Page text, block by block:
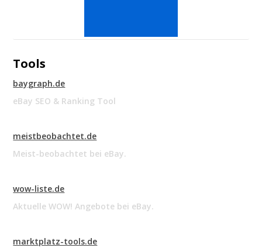
Tools
baygraph.de
eBay SEO & Ranking Tool
meistbeobachtet.de
Meist-beobachtet bei eBay.
wow-liste.de
Aktuelle WOW! Angebote bei eBay.
marktplatz-tools.de